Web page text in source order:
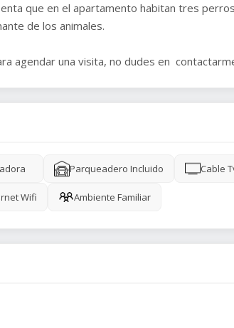
que en el apartamento habitan tres
de los animales.
agendar una visita, no dudes en
Parqueadero Incluido Cable
Wifi Ambiente Familiar